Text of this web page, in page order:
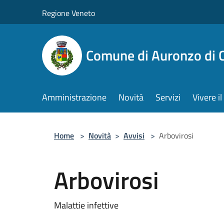
Regione Veneto
Comune di Auronzo di
Amministrazione Novità Servizi Vivere
Home > Novità > Avvisi > Arbovirosi
Arbovirosi
Malattie infettive